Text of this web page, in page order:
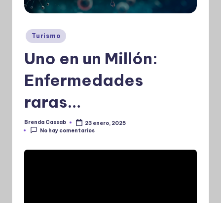
Publicado
en
Turismo
Uno en un Millón:
Enfermedades
raras…
Publicado
por
Brenda Cassab
23 enero, 2025
No hay comentarios